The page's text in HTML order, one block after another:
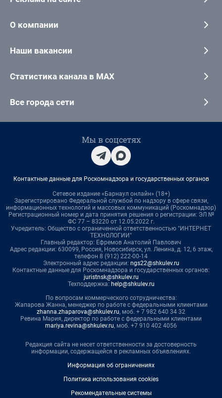
О компании
Наши вакансии
Статистика канала в MAX
Все города сети
Мы в соцсетях
Контактные данные для Роскомнадзора и государственных органов
Сетевое издание «Барнаул онлайн» (18+)
Зарегистрировано Федеральной службой по надзору в сфере связи,
информационных технологий и массовых коммуникаций (Роскомнадзор)
Регистрационный номер и дата принятия решения о регистрации: ЭЛ №
ФС 77 – 83220 от 12.05.2022 г.
Учредитель: Общество с ограниченной ответственностью "ИНТЕРНЕТ
ТЕХНОЛОГИИ"
Главный редактор: Ефремов Анатолий Павлович
Адрес редакции: 630099, Россия, Новосибирск, ул. Ленина, д. 12, 6 этаж,
телефон 8 (912) 222-00-14
Электронный адрес редакции: ngs22@shkulev.ru
Контактные данные для Роскомнадзора и государственных органов:
juristnsk@shkulev.ru
Техподдержка: help@shkulev.ru
По вопросам коммерческого сотрудничества:
Жапарова Жанна, менеджер по работе с федеральными клиентами
zhanna.zhaparova@shkulev.ru, моб. + 7 982 640 34 32
Ревина Мария, директор по работе с федеральными клиентами
mariya.revina@shkulev.ru, моб. +7 910 402 4056
Редакция сайта не несет ответственности за достоверность
информации, содержащейся в рекламных объявлениях.
Информация об ограничениях
Политика использования cookies
Рекомендательные системы